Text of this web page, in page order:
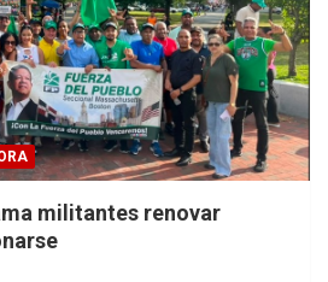
militantes renovar